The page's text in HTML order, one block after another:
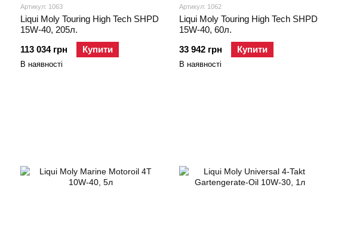
Артикул: 1063
Liqui Moly Touring High Tech SHPD
15W-40, 205л.
113 034 грн
Купити
В наявності
Артикул: 1062
Liqui Moly Touring High Tech SHPD
15W-40, 60л.
33 942 грн
Купити
В наявності